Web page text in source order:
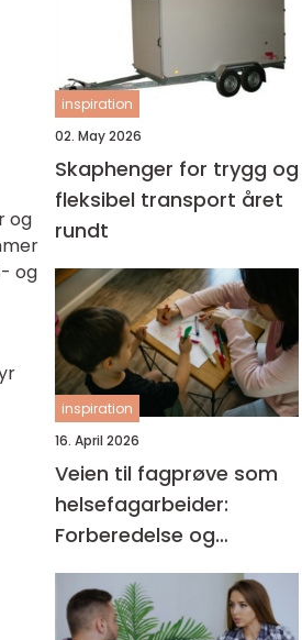
og
og
inspiration
02. May 2026
Skaphenger for trygg og
fleksibel transport året
rundt
inspiration
16. April 2026
Veien til fagprøve som
helsefagarbeider:
Forberedelse og
kompetansemål